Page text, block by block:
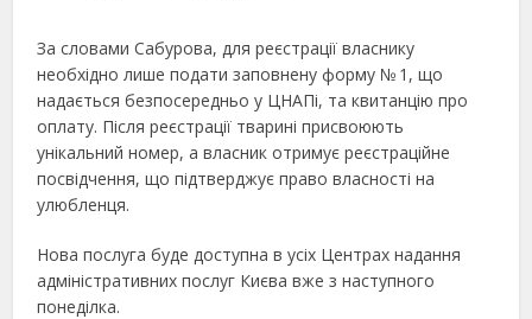
За словами Сабурова, для реєстрації власнику
необхідно лише подати заповнену форму № 1, що
надається безпосередньо у ЦНАПі, та квитанцію про
оплату. Після реєстрації тварині присвоюють
унікальний номер, а власник отримує реєстраційне
посвідчення, що підтверджує право власності на
улюбленця.
Нова послуга буде доступна в усіх Центрах надання
адміністративних послуг Києва вже з наступного
понеділка.